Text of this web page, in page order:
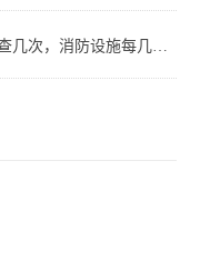
消防设施一年检查几次，消防设施每几年检查一次